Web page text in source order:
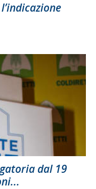
dal 19